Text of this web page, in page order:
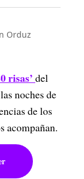
Orduz
risas’ del
noches de
de los
acompañan.